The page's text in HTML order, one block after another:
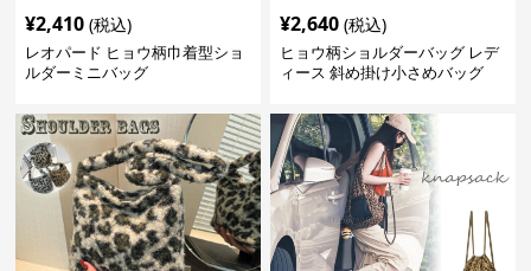
¥2,410 (税込)
レオパード ヒョウ柄巾着型ショ
ルダーミニバッグ
¥2,640 (税込)
ヒョウ柄ショルダーバッグ レデ
ィース 斜め掛け小さめバッグ